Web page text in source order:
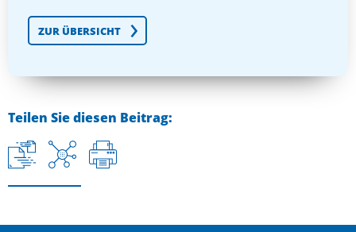
ZUR ÜBERSICHT
Teilen Sie diesen Beitrag: